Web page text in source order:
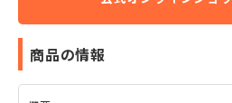
商品の情報